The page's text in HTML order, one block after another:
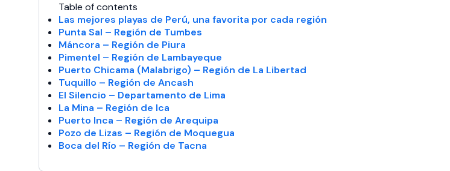
Table of contents
Las mejores playas de Perú, una favorita por cada región
Punta Sal – Región de Tumbes
Máncora – Región de Piura
Pimentel – Región de Lambayeque
Puerto Chicama (Malabrigo) – Región de La Libertad
Tuquillo – Región de Ancash
El Silencio – Departamento de Lima
La Mina – Región de Ica
Puerto Inca – Región de Arequipa
Pozo de Lizas – Región de Moquegua
Boca del Río – Región de Tacna